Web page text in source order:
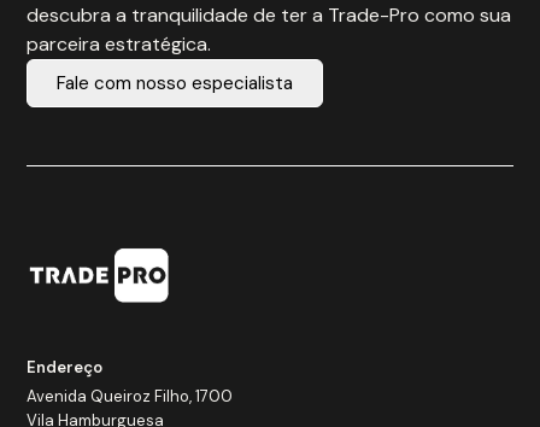
descubra a tranquilidade de ter a Trade-Pro como sua
parceira estratégica.
Fale com nosso especialista
Endereço
Avenida Queiroz Filho, 1700
Vila Hamburguesa